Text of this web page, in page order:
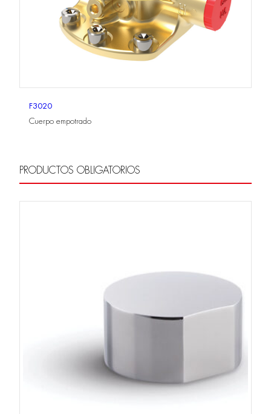
F3020
Cuerpo empotrado
PRODUCTOS OBLIGATORIOS